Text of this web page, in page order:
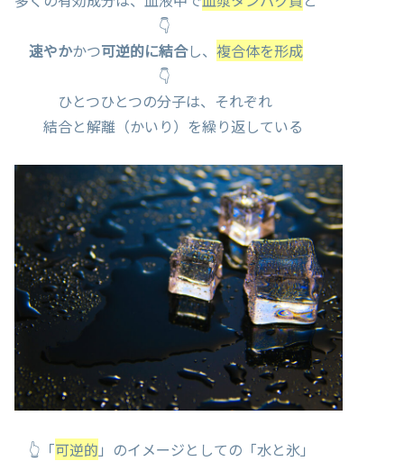
👇
速やかかつ可逆的に結合し、 複合体を形成
👇
ひとつひとつの分子は、それぞれ
結合と解離（かいり）を繰り返している
👆「可逆的 」のイメージとしての「水と氷」